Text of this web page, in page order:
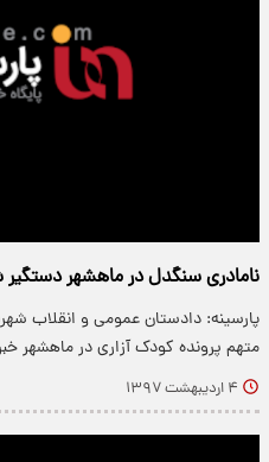
نامادری سنگدل در ماهشهر
پارسینه: دادستان عمومی و انقلاب
متهم پرونده کودک آزاری در ماهشهر
۴ اردیبهشت ۱۳۹۷